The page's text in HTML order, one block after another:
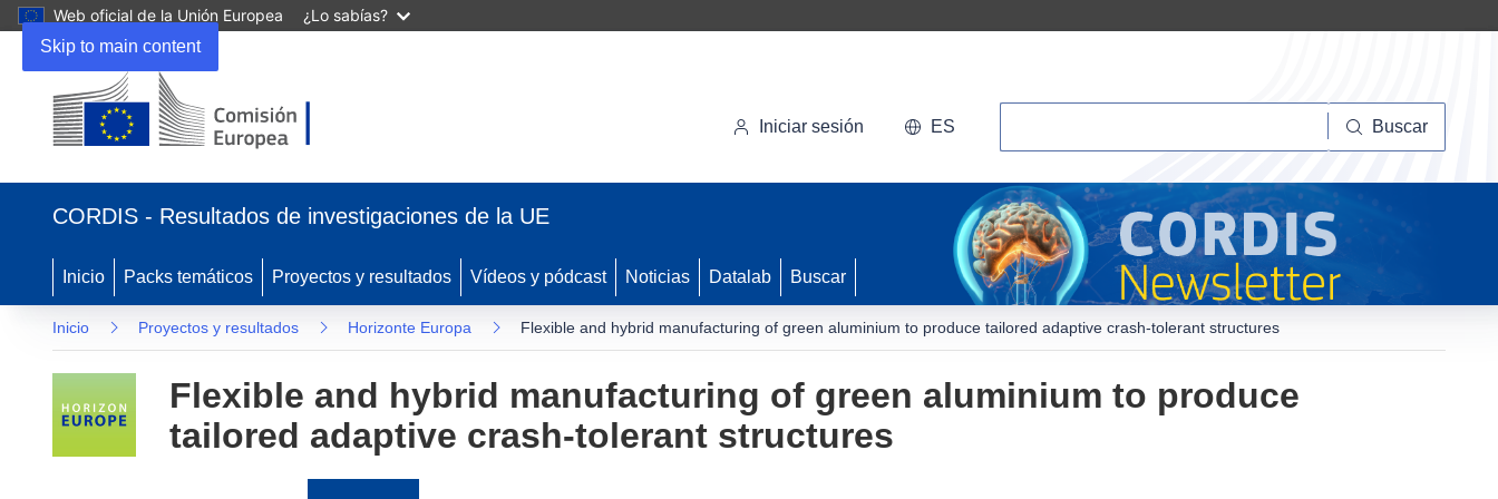
Skip to main content
Web oficial de la Unión Europea ¿Lo sabías?
en
nueva
ventana)
Iniciar sesión ES Buscar
CORDIS - Resultados de investigaciones de la UE
Inicio Packs temáticos Proyectos y resultados Vídeos y pódcast Noticias Datalab Buscar
Inicio Proyectos y resultados Horizonte Europa Flexible and hybrid manufacturing of green aluminium to produce tailored adaptive crash-tolerant structures
Flexible and hybrid manufacturing of green aluminium to produce
tailored adaptive crash-tolerant structures